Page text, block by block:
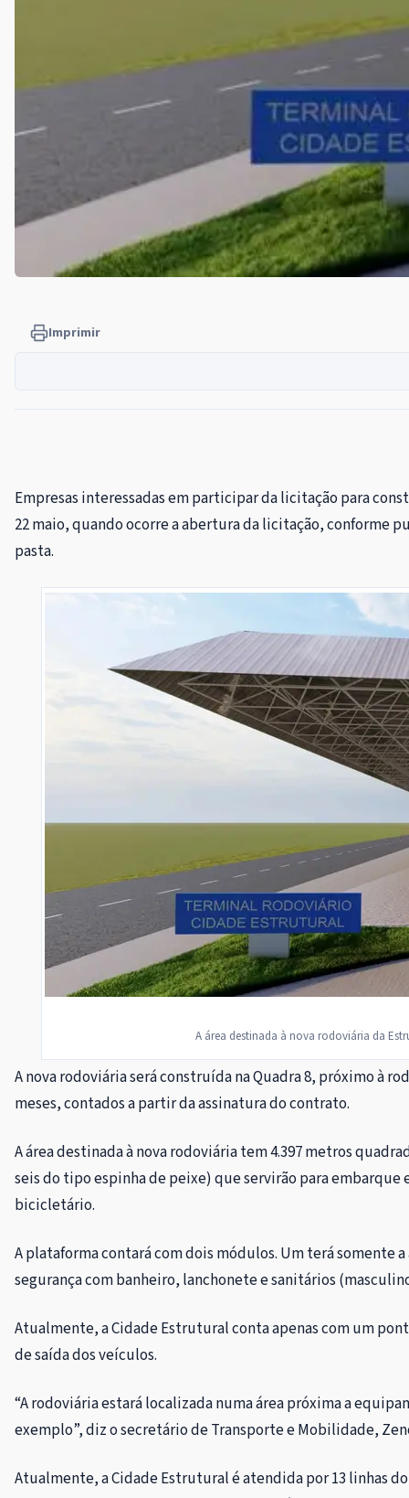
Imprimir
Empresas interessadas em participar da licitação para
22 maio, quando ocorre a abertura da licitação, conforme
pasta.
A área destinada à nova rodoviária da
A nova rodoviária será construída na Quadra 8, próximo à
meses, contados a partir da assinatura do contrato.
A área destinada à nova rodoviária tem 4.397 metros
seis do tipo espinha de peixe) que servirão para embarque
bicicletário.
A plataforma contará com dois módulos. Um terá somente
segurança com banheiro, lanchonete e sanitários
Atualmente, a Cidade Estrutural conta apenas com um
de saída dos veículos.
“A rodoviária estará localizada numa área próxima a
exemplo”, diz o secretário de Transporte e Mobilidade,
Atualmente, a Cidade Estrutural é atendida por 13 linhas